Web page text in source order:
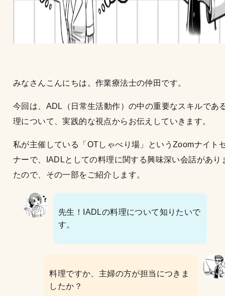
みなさんこんにちは。作業療法士の仲田です。
今回は、ADL（日常生活動作）の中の重要なスキルであ
理について、実践的な視点からお伝えしていきます。
私が主催している「OTしゃべり場」というZoomナイト
ナーで、IADLとしての料理に関する興味深い会話があり
たので、その一部をご紹介します。
先生！IADLの料理について知りたいで
す。
料理ですか、主婦の方が担当につきま
したか？